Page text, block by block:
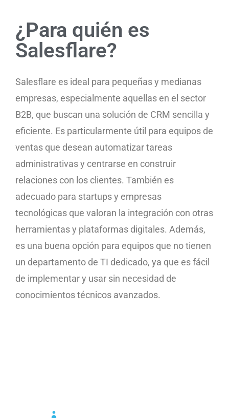
¿Para quién es
Salesflare?
Salesflare es ideal para pequeñas y medianas
empresas, especialmente aquellas en el sector
B2B, que buscan una solución de CRM sencilla y
eficiente. Es particularmente útil para equipos de
ventas que desean automatizar tareas
administrativas y centrarse en construir
relaciones con los clientes. También es
adecuado para startups y empresas
tecnológicas que valoran la integración con otras
herramientas y plataformas digitales. Además,
es una buena opción para equipos que no tienen
un departamento de TI dedicado, ya que es fácil
de implementar y usar sin necesidad de
conocimientos técnicos avanzados.